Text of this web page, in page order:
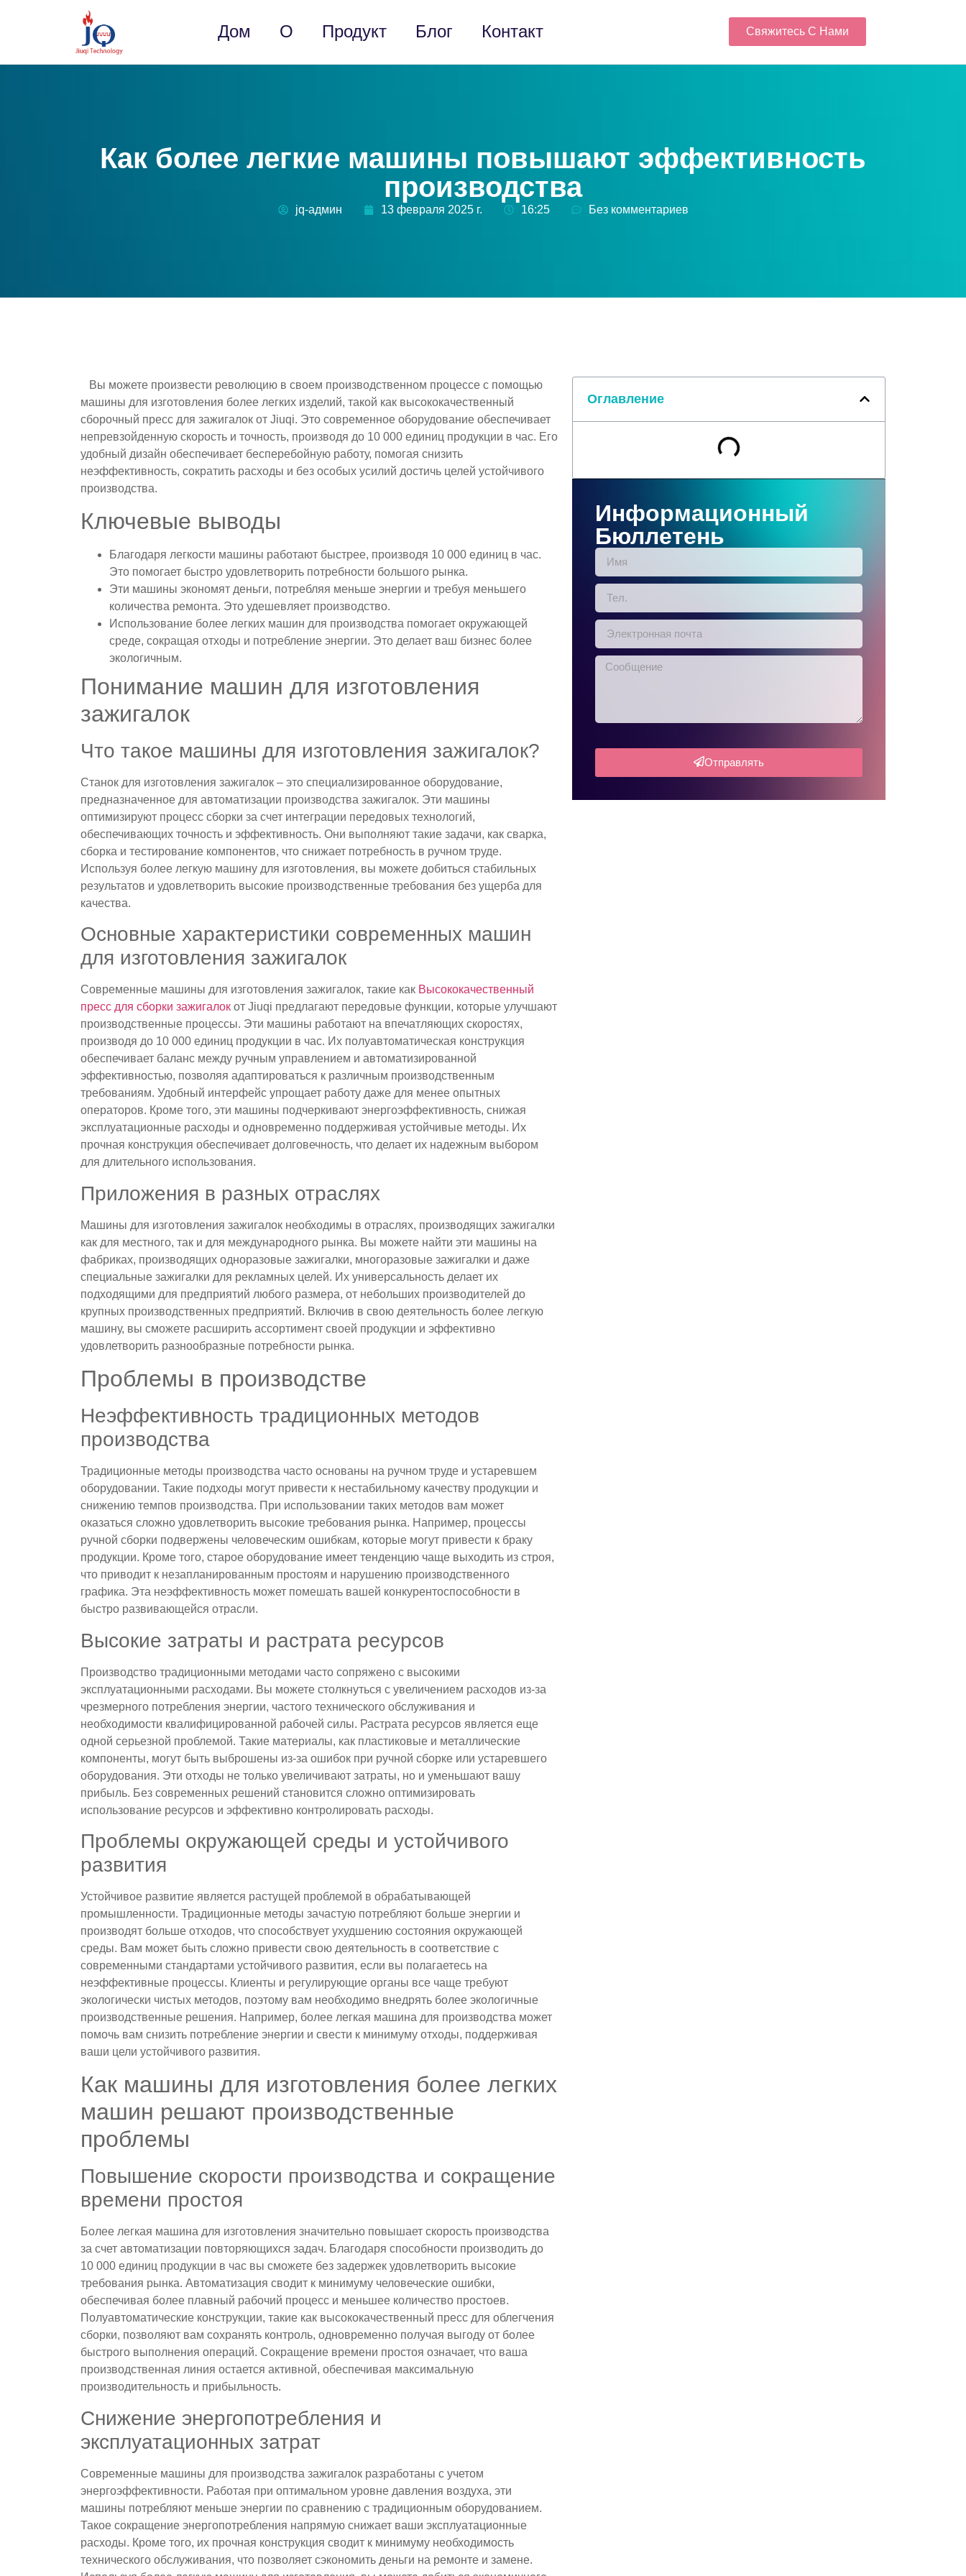
Дом О Продукт Блог Контакт Свяжитесь С Нами
Как более легкие машины повышают эффективность
производства
jq-админ 13 февраля 2025 г. 16:25 Без комментариев
Вы можете произвести революцию в своем производственном процессе с помощью
машины для изготовления более легких изделий, такой как высококачественный
сборочный пресс для зажигалок от Jiuqi. Это современное оборудование обеспечивает
непревзойденную скорость и точность, производя до 10 000 единиц продукции в час. Его
удобный дизайн обеспечивает бесперебойную работу, помогая снизить
неэффективность, сократить расходы и без особых усилий достичь целей устойчивого
производства.
Ключевые выводы
Благодаря легкости машины работают быстрее, производя 10 000 единиц в час.
Это помогает быстро удовлетворить потребности большого рынка.
Эти машины экономят деньги, потребляя меньше энергии и требуя меньшего
количества ремонта. Это удешевляет производство.
Использование более легких машин для производства помогает окружающей
среде, сокращая отходы и потребление энергии. Это делает ваш бизнес более
экологичным.
Понимание машин для изготовления
зажигалок
Что такое машины для изготовления зажигалок?
Станок для изготовления зажигалок – это специализированное оборудование,
предназначенное для автоматизации производства зажигалок. Эти машины
оптимизируют процесс сборки за счет интеграции передовых технологий,
обеспечивающих точность и эффективность. Они выполняют такие задачи, как сварка,
сборка и тестирование компонентов, что снижает потребность в ручном труде.
Используя более легкую машину для изготовления, вы можете добиться стабильных
результатов и удовлетворить высокие производственные требования без ущерба для
качества.
Основные характеристики современных машин
для изготовления зажигалок
Современные машины для изготовления зажигалок, такие как Высококачественный
пресс для сборки зажигалок от Jiuqi предлагают передовые функции, которые улучшают
производственные процессы. Эти машины работают на впечатляющих скоростях,
производя до 10 000 единиц продукции в час. Их полуавтоматическая конструкция
обеспечивает баланс между ручным управлением и автоматизированной
эффективностью, позволяя адаптироваться к различным производственным
требованиям. Удобный интерфейс упрощает работу даже для менее опытных
операторов. Кроме того, эти машины подчеркивают энергоэффективность, снижая
эксплуатационные расходы и одновременно поддерживая устойчивые методы. Их
прочная конструкция обеспечивает долговечность, что делает их надежным выбором
для длительного использования.
Приложения в разных отраслях
Машины для изготовления зажигалок необходимы в отраслях, производящих зажигалки
как для местного, так и для международного рынка. Вы можете найти эти машины на
фабриках, производящих одноразовые зажигалки, многоразовые зажигалки и даже
специальные зажигалки для рекламных целей. Их универсальность делает их
подходящими для предприятий любого размера, от небольших производителей до
крупных производственных предприятий. Включив в свою деятельность более легкую
машину, вы сможете расширить ассортимент своей продукции и эффективно
удовлетворить разнообразные потребности рынка.
Проблемы в производстве
Неэффективность традиционных методов
производства
Традиционные методы производства часто основаны на ручном труде и устаревшем
оборудовании. Такие подходы могут привести к нестабильному качеству продукции и
снижению темпов производства. При использовании таких методов вам может
оказаться сложно удовлетворить высокие требования рынка. Например, процессы
ручной сборки подвержены человеческим ошибкам, которые могут привести к браку
продукции. Кроме того, старое оборудование имеет тенденцию чаще выходить из строя,
что приводит к незапланированным простоям и нарушению производственного
графика. Эта неэффективность может помешать вашей конкурентоспособности в
быстро развивающейся отрасли.
Высокие затраты и растрата ресурсов
Производство традиционными методами часто сопряжено с высокими
эксплуатационными расходами. Вы можете столкнуться с увеличением расходов из-за
чрезмерного потребления энергии, частого технического обслуживания и
необходимости квалифицированной рабочей силы. Растрата ресурсов является еще
одной серьезной проблемой. Такие материалы, как пластиковые и металлические
компоненты, могут быть выброшены из-за ошибок при ручной сборке или устаревшего
оборудования. Эти отходы не только увеличивают затраты, но и уменьшают вашу
прибыль. Без современных решений становится сложно оптимизировать
использование ресурсов и эффективно контролировать расходы.
Проблемы окружающей среды и устойчивого
развития
Устойчивое развитие является растущей проблемой в обрабатывающей
промышленности. Традиционные методы зачастую потребляют больше энергии и
производят больше отходов, что способствует ухудшению состояния окружающей
среды. Вам может быть сложно привести свою деятельность в соответствие с
современными стандартами устойчивого развития, если вы полагаетесь на
неэффективные процессы. Клиенты и регулирующие органы все чаще требуют
экологически чистых методов, поэтому вам необходимо внедрять более экологичные
производственные решения. Например, более легкая машина для производства может
помочь вам снизить потребление энергии и свести к минимуму отходы, поддерживая
ваши цели устойчивого развития.
Как машины для изготовления более легких
машин решают производственные
проблемы
Повышение скорости производства и сокращение
времени простоя
Более легкая машина для изготовления значительно повышает скорость производства
за счет автоматизации повторяющихся задач. Благодаря способности производить до
10 000 единиц продукции в час вы сможете без задержек удовлетворить высокие
требования рынка. Автоматизация сводит к минимуму человеческие ошибки,
обеспечивая более плавный рабочий процесс и меньшее количество простоев.
Полуавтоматические конструкции, такие как высококачественный пресс для облегчения
сборки, позволяют вам сохранять контроль, одновременно получая выгоду от более
быстрого выполнения операций. Сокращение времени простоя означает, что ваша
производственная линия остается активной, обеспечивая максимальную
производительность и прибыльность.
Снижение энергопотребления и
эксплуатационных затрат
Современные машины для производства зажигалок разработаны с учетом
энергоэффективности. Работая при оптимальном уровне давления воздуха, эти
машины потребляют меньше энергии по сравнению с традиционным оборудованием.
Такое сокращение энергопотребления напрямую снижает ваши эксплуатационные
расходы. Кроме того, их прочная конструкция сводит к минимуму необходимость
технического обслуживания, что позволяет сэкономить деньги на ремонте и замене.
Оглавление
Информационный
Бюллетень
Отправлять